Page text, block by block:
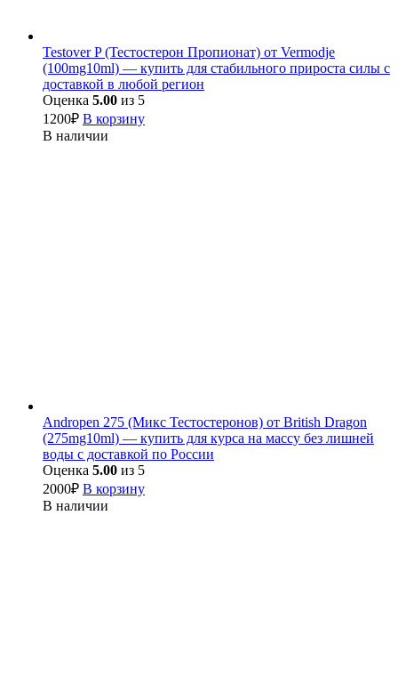
Testover P (Тестостерон Пропионат) от Vermodje
(100mg10ml) — купить для стабильного прироста силы с
доставкой в любой регион
Оценка 5.00 из 5
1200₽ В корзину
В наличии
Andropen 275 (Микс Тестостеронов) от British Dragon
(275mg10ml) — купить для курса на массу без лишней
воды с доставкой по России
Оценка 5.00 из 5
2000₽ В корзину
В наличии